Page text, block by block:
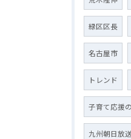
緑区区長
名古屋市
トレンド
子育て応援
九州朝日放